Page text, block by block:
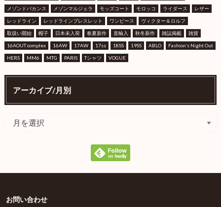
メゾンドバカンス メゾンマルジェラ モッズコート モロッコ ライダース レザー
レッドライン レッドラインブレスレット ワンピース ヴィクター＆ロルフ
取扱い開始 帽子 日本未入荷 春夏新作 直輸入 秋冬新作 雑誌掲載 雑貨
16AOUT complex 16AW 17AW 17ss 18SS 19SS ABLO Fashion’s Night Out
HERS MM6 MTG PARIS Tシャツ VOGUE
アーカイブ/月別
お問い合わせ